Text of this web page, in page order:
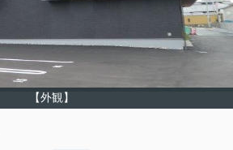
【外観】